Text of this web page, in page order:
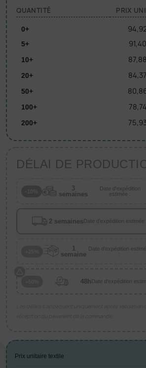
QUANTITÉ PRIX
0+
5+
10+
20+
50+
100+
200+
DÉLAI DE
3
semaines
Date d'expédition
estimée :
2 semaines Date d'expédition estimée
1
semaine
Date d'expédition
:
48h Date d'expédition
Prix unitaire textile